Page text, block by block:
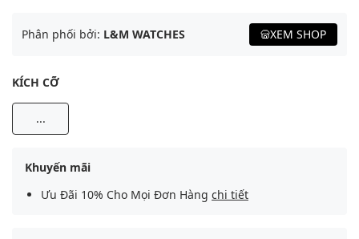
Phân phối bởi: L&M WATCHES XEM SHOP
KÍCH CỠ
...
Khuyến mãi
Ưu Đãi 10% Cho Mọi Đơn Hàng chi tiết